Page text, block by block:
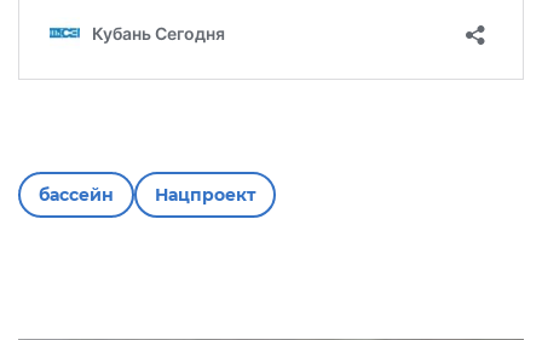
бассейн Нацпроект